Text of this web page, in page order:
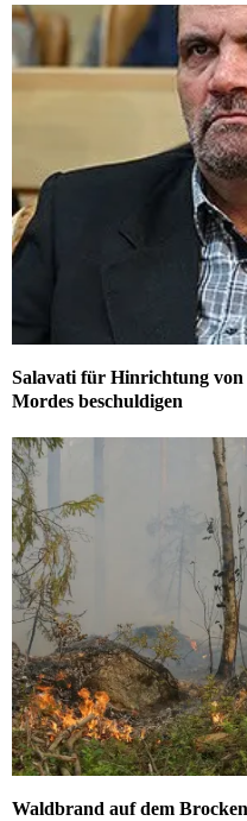
Salavati für Hinrichtung von
Mordes beschuldigen
Waldbrand auf dem Brocken